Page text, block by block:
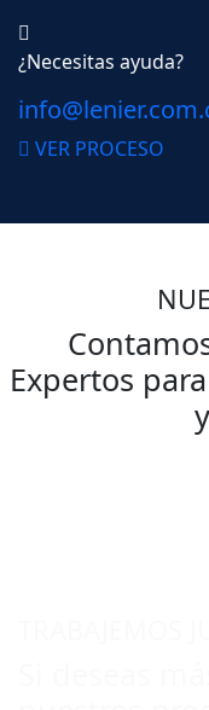
¿Necesitas ayuda?
VER PROCESO
Expertos